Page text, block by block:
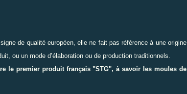
de qualité européen, elle ne fait pas référence à une origine
ou un mode d’élaboration ou de production traditionnels.
le premier produit français "STG", à savoir les moules de